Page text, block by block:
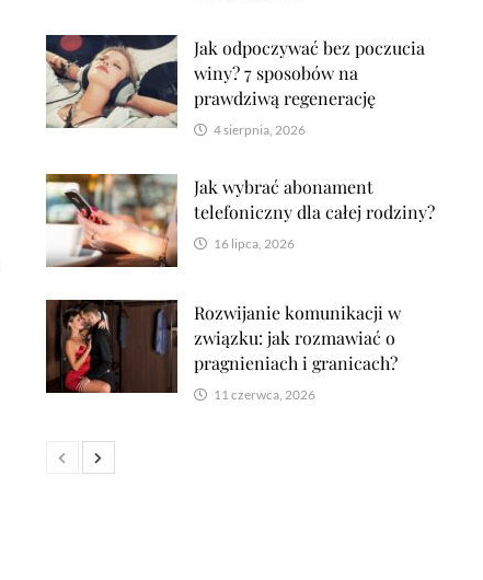
Jak odpoczywać bez poczucia
winy? 7 sposobów na
prawdziwą regenerację
4 sierpnia, 2026
Jak wybrać abonament
telefoniczny dla całej rodziny?
16 lipca, 2026
Rozwijanie komunikacji w
związku: jak rozmawiać o
pragnieniach i granicach?
11 czerwca, 2026